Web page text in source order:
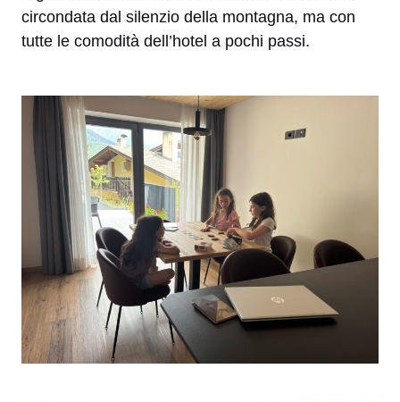
circondata dal silenzio della montagna, ma con
tutte le comodità dell’hotel a pochi passi.